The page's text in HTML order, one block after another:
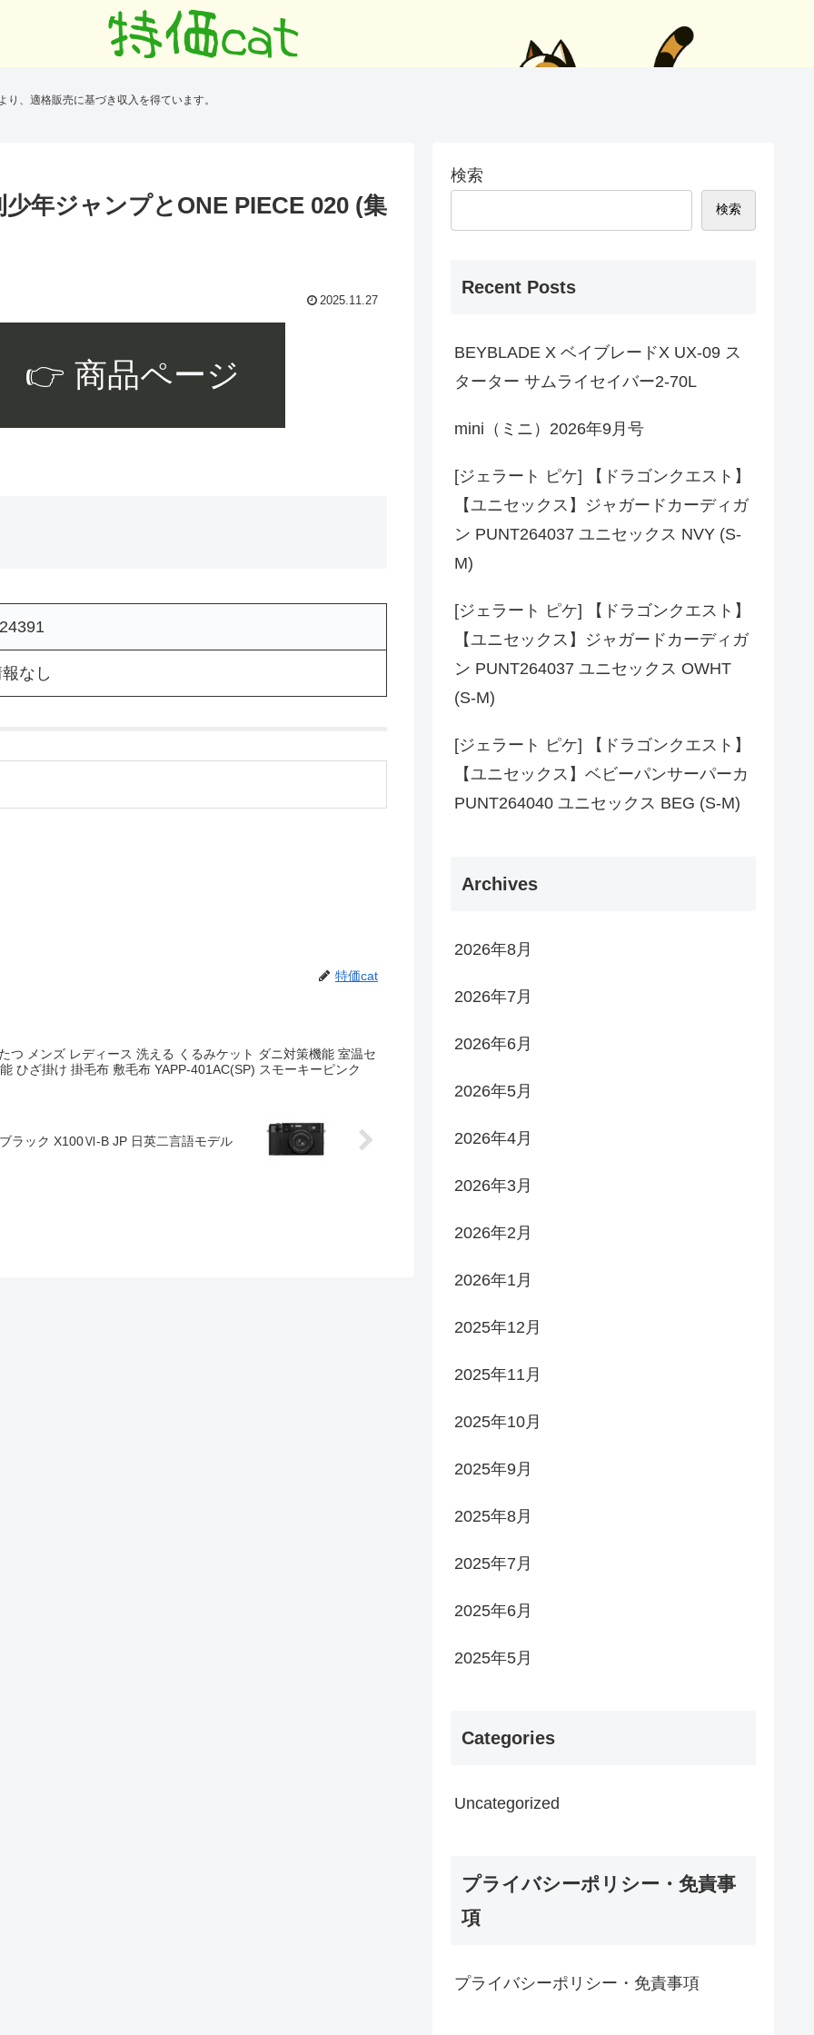
、適格販売に基づき収入を得ています。
年ジャンプとONE PIECE 020 (集
2025.11.27
👉 商品ページ
なし
特価cat
つ メンズ レディース 洗える くるみケット ダニ対策機能 室温セ
ひざ掛け 掛毛布 敷毛布 YAPP-401AC(SP) スモーキーピンク
ラック X100Ⅵ-B JP 日英二言語モデル
検索
検索
Recent Posts
BEYBLADE X ベイブレードX UX-09 ス
ターター サムライセイバー2-70L
mini（ミニ）2026年9月号
[ジェラート ピケ] 【ドラゴンクエスト】
【ユニセックス】ジャガードカーディガ
ン PUNT264037 ユニセックス NVY (S-
M)
[ジェラート ピケ] 【ドラゴンクエスト】
【ユニセックス】ジャガードカーディガ
ン PUNT264037 ユニセックス OWHT
(S-M)
[ジェラート ピケ] 【ドラゴンクエスト】
【ユニセックス】ベビーパンサーパーカ
PUNT264040 ユニセックス BEG (S-M)
Archives
2026年8月
2026年7月
2026年6月
2026年5月
2026年4月
2026年3月
2026年2月
2026年1月
2025年12月
2025年11月
2025年10月
2025年9月
2025年8月
2025年7月
2025年6月
2025年5月
Categories
Uncategorized
プライバシーポリシー・免責事
項
プライバシーポリシー・免責事項